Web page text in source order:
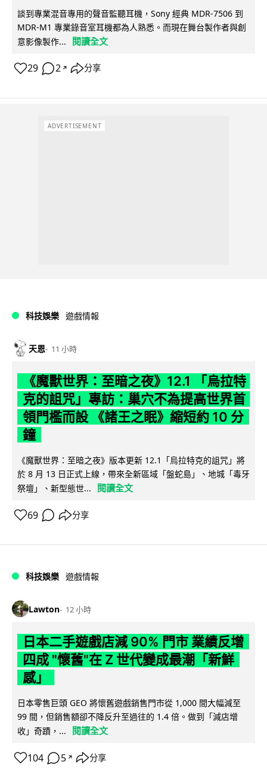
談到專業混音專用的聲音監聽耳機，Sony 經典 MDR-7506 到
MDR-M1 專業錄音室耳機都為人熟悉。而現在舞台製作者與創
意影像製作...
閱讀全文
29 2 ↗ 分享
ADVERTISEMENT
科技娛樂 遊戲情報
天恩 11 小時
《魔獸世界：至暗之夜》12.1 「烏拉特
克的詛咒」專訪：巢穴不為提高世界首
領門檻而設 《諸王之眠》縮短約 10 分
鐘
《魔獸世界：至暗之夜》版本更新 12.1「烏拉特克的詛咒」將
於 8 月 13 日正式上線，帶來全新區域「盤蛇島」、地城「毒牙
祭壇」、新型態世...
閱讀全文
69 分享
科技娛樂 遊戲情報
Lawton 12 小時
日本二手遊戲店減 90% 門市 業績反增
四成 "懷舊"在 Z 世代變成最潮「新鮮
感」
日本零售巨頭 GEO 將懷舊遊戲銷售門市從 1,000 間大幅減至
99 間，但銷售額卻不降反升至過往的 1.4 倍。做到「減店增
收」奇蹟，...
閱讀全文
104 5 ↗ 分享